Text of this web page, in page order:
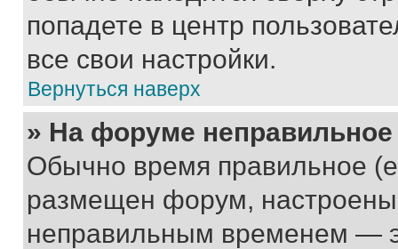
попадете в центр
все свои настройки.
Вернуться наверх
» На форуме
Обычно время правильное
размещен форум, настроены
неправильным временем —